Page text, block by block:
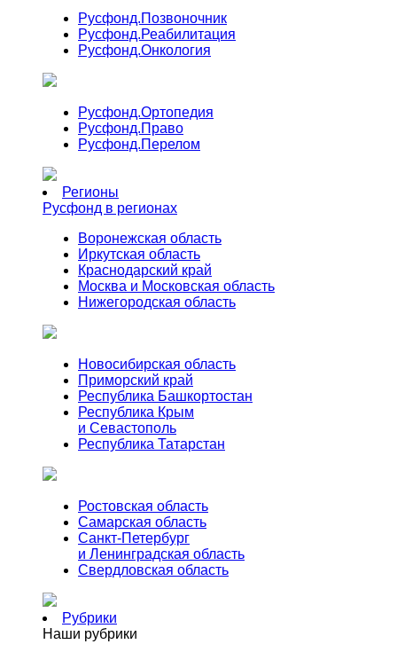
Русфонд.Позвоночник
Русфонд.Реабилитация
Русфонд.Онкология
Русфонд.Ортопедия
Русфонд.Право
Русфонд.Перелом
Регионы
Русфонд в регионах
Воронежская область
Иркутская область
Краснодарский край
Москва и Московская область
Нижегородская область
Новосибирская область
Приморский край
Республика Башкортостан
Республика Крым
и Севастополь
Республика Татарстан
Ростовская область
Самарская область
Санкт-Петербург
и Ленинградская область
Свердловская область
Рубрики
Наши рубрики